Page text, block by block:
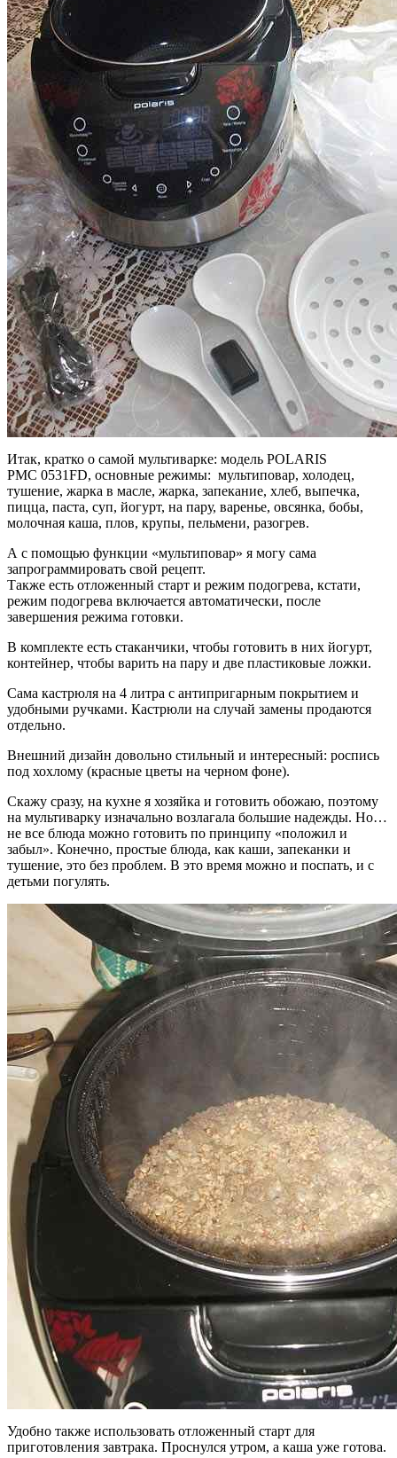
Итак, кратко о самой мультиварке: модель POLARIS
PMC 0531FD, основные режимы: мультиповар, холодец,
тушение, жарка в масле, жарка, запекание, хлеб, выпечка,
пицца, паста, суп, йогурт, на пару, варенье, овсянка, бобы,
молочная каша, плов, крупы, пельмени, разогрев.
А с помощью функции «мультиповар» я могу сама
запрограммировать свой рецепт.
Также есть отложенный старт и режим подогрева, кстати,
режим подогрева включается автоматически, после
завершения режима готовки.
В комплекте есть стаканчики, чтобы готовить в них йогурт,
контейнер, чтобы варить на пару и две пластиковые ложки.
Сама кастрюля на 4 литра с антипригарным покрытием и
удобными ручками. Кастрюли на случай замены продаются
отдельно.
Внешний дизайн довольно стильный и интересный: роспись
под хохлому (красные цветы на черном фоне).
Скажу сразу, на кухне я хозяйка и готовить обожаю, поэтому
на мультиварку изначально возлагала большие надежды. Но…
не все блюда можно готовить по принципу «положил и
забыл». Конечно, простые блюда, как каши, запеканки и
тушение, это без проблем. В это время можно и поспать, и с
детьми погулять.
Удобно также использовать отложенный старт для
приготовления завтрака. Проснулся утром, а каша уже готова.